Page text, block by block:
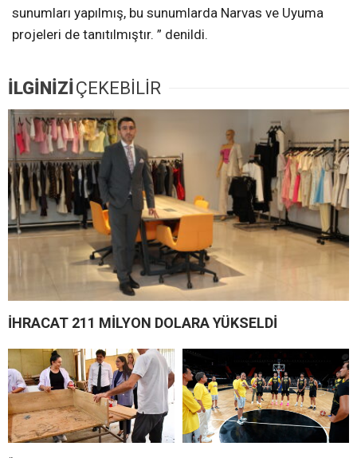
sunumları yapılmış, bu sunumlarda Narvas ve Uyuma
projeleri de tanıtılmıştır. ” denildi.
İLGİNİZİÇEKEBİLİR
İHRACAT 211 MİLYON DOLARA YÜKSELDİ